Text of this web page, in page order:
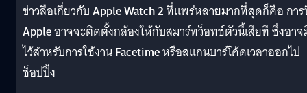
ข่าวลือเกี่ยวกับApple Watch 2ที่แพร่หลายมากที่สุดก็คือ กา
Appleอาจจะติดตั้งกล้องให้กับสมาร์ทว็อทช์ตัวนี้เสียที ซึ่งอา
ไว้สำหรับการใช้งานFacetimeหรือสแกนบาร์โค้ดเวลาออกไป
ช็อปปิ้ง